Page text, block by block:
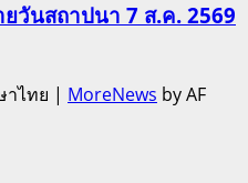
วันสถาปนา 7 ส.ค. 2569
ไทย | MoreNews by AF